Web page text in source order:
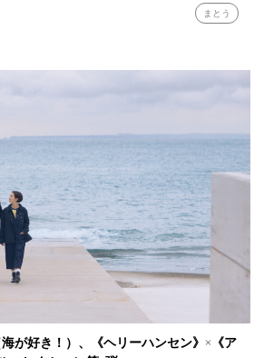
まとう
海が好き！）、《ヘリーハンセン》×《ア